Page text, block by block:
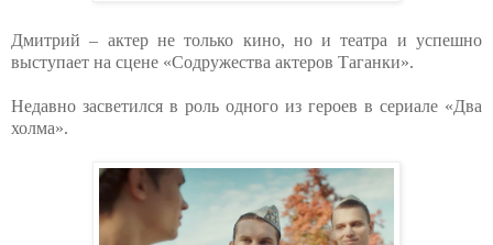
Дмитрий – актер не только кино, но и театра и успешно
выступает на сцене «Содружества актеров Таганки».
Недавно засветился в роль одного из героев в сериале «Два
холма».